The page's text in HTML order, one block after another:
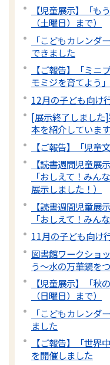
【児童展示】「も
（土曜日）まで）
「こどもカレン
できました
【ご報告】「ミニ
モミジを育てよう
12月の子ども向け
[展示終了しました
本を紹介しています
【ご報告】「児童
【読書週間児童展
「おしえて！みん
展示しました！）
【読書週間児童展
「おしえて！みん
11月の子ども向け
図書館ワークショ
う～水の万華鏡を
【児童展示】「秋
（日曜日）まで）
「こどもカレン
ました
【ご報告】「世界
を開催しました